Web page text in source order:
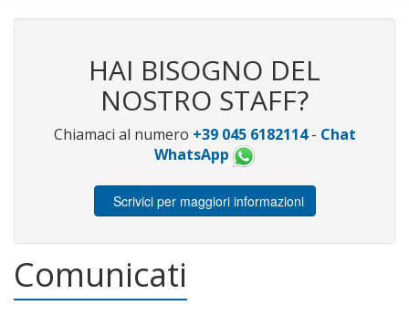
HAI BISOGNO DEL
NOSTRO STAFF?
Chiamaci al numero +39 045 6182114- Chat
WhatsApp
Scrivici per maggiori informazioni
Comunicati